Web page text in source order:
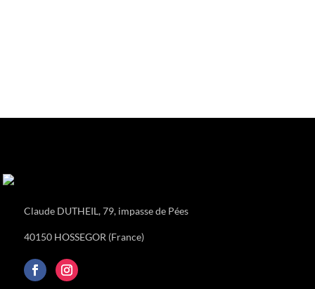
Claude DUTHEIL, 79, impasse de Pées
40150 HOSSEGOR (France)